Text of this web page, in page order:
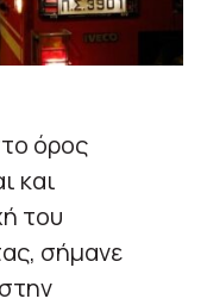
όρος
και
του
σήμανε